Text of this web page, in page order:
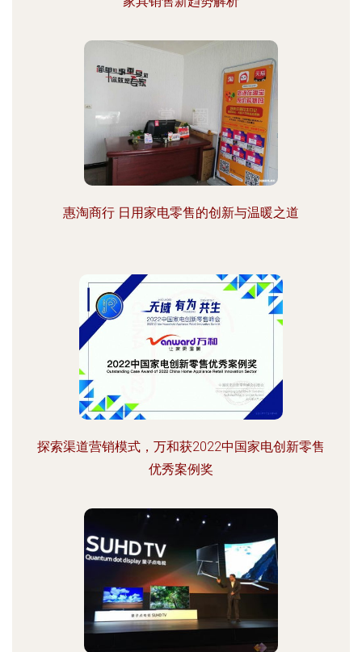
惠淘商行 日用家电零售的创新与温暖之道
探索渠道营销模式，万和获2022中国家电创新零售
优秀案例奖